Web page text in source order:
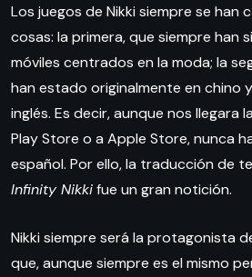
Los juegos de Nikki siempre se
cosas: la primera, que siempre han
móviles centrados en la moda; la
han estado originalmente en chino
inglés. Es decir, aunque nos llegara
Play Store o a Apple Store, nunca
español. Por ello, la traducción de
Infinity Nikkifue un gran notición.
Nikki siempre será la protagonista
que, aunque siempre es el mismo